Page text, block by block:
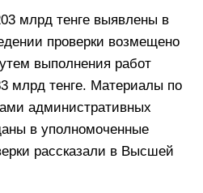
млрд тенге выявлены в
проверки возмещено
выполнения работ
млрд тенге. Материалы по
административных
в уполномоченные
рассказали в Высшей